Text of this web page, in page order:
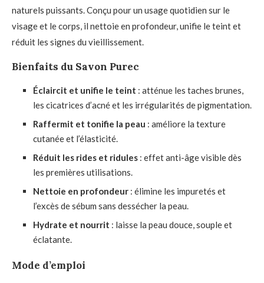
naturels puissants. Conçu pour un usage quotidien sur le
visage et le corps, il nettoie en profondeur, unifie le teint et
réduit les signes du vieillissement.
Bienfaits du Savon Purec
Éclaircit et unifie le teint : atténue les taches brunes,
les cicatrices d’acné et les irrégularités de pigmentation.
Raffermit et tonifie la peau : améliore la texture
cutanée et l’élasticité.
Réduit les rides et ridules : effet anti-âge visible dès
les premières utilisations.
Nettoie en profondeur : élimine les impuretés et
l’excès de sébum sans dessécher la peau.
Hydrate et nourrit : laisse la peau douce, souple et
éclatante.
Mode d’emploi